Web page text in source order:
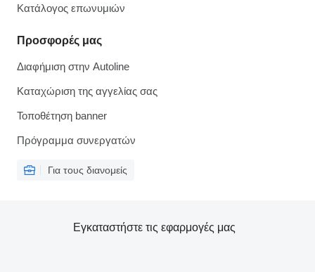
Κατάλογος επωνυμιών
Προσφορές μας
Διαφήμιση στην Autoline
Καταχώριση της αγγελίας σας
Τοποθέτηση banner
Πρόγραμμα συνεργατών
Για τους διανομείς
Εγκαταστήστε τις εφαρμογές μας